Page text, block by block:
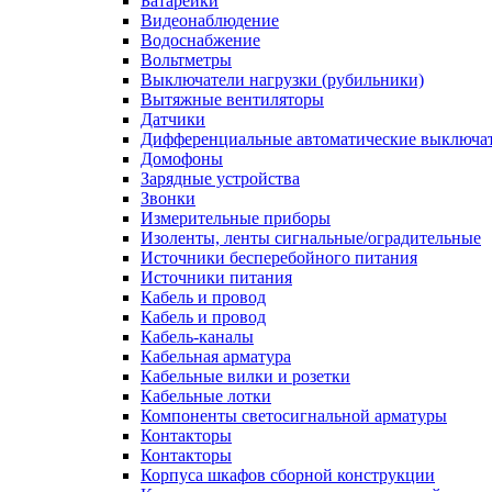
Видеонаблюдение
Водоснабжение
Вольтметры
Выключатели нагрузки (рубильники)
Вытяжные вентиляторы
Датчики
Дифференциальные автоматические
Домофоны
Зарядные устройства
Звонки
Измерительные приборы
Изоленты, ленты сигнальные/оградительные
Источники бесперебойного питания
Источники питания
Кабель и провод
Кабель и провод
Кабель-каналы
Кабельная арматура
Кабельные вилки и розетки
Кабельные лотки
Компоненты светосигнальной арматуры
Контакторы
Контакторы
Корпуса шкафов сборной конструкции